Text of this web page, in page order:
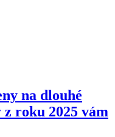
na dlouhé
roku 2025 vám